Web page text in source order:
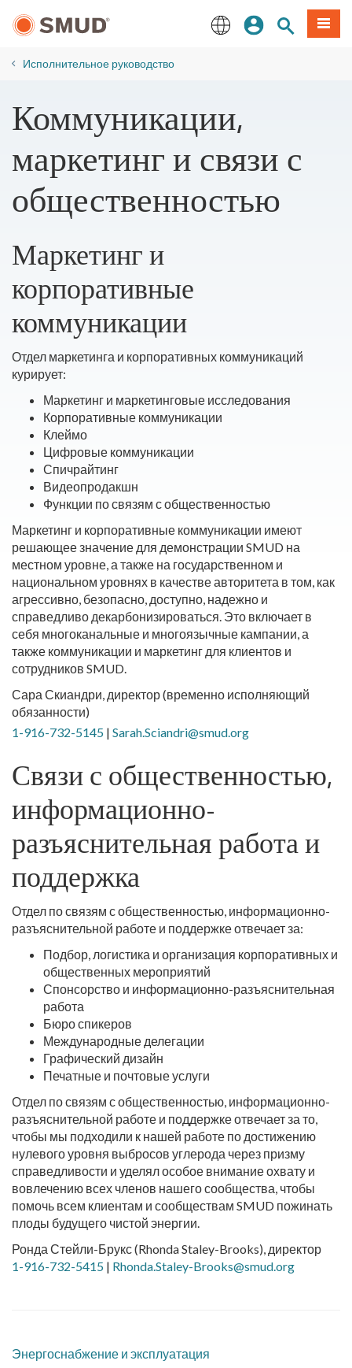
содержанию
входПоиск по
Меню
​Исполнительное руководство
Коммуникации,
маркетинг и связи с
общественностью
Маркетинг и
корпоративные
коммуникации
Отдел маркетинга и корпоративных коммуникаций
курирует:
Маркетинг и маркетинговые исследования
Корпоративные коммуникации
Клеймо
Цифровые коммуникации
Спичрайтинг
Видеопродакшн
Функции по связям с общественностью
Маркетинг и корпоративные коммуникации имеют
решающее значение для демонстрации SMUD на
местном уровне, а также на государственном и
национальном уровнях в качестве авторитета в том, как
агрессивно, безопасно, доступно, надежно и
справедливо декарбонизироваться. Это включает в
себя многоканальные и многоязычные кампании, а
также коммуникации и маркетинг для клиентов и
сотрудников SMUD.
Сара Скиандри, директор (временно исполняющий
обязанности)
1-916-732-5145 | Sarah.Sciandri@smud.org
Связи с общественностью,
информационно-
разъяснительная работа и
поддержка
Отдел по связям с общественностью, информационно-
разъяснительной работе и поддержке отвечает за:
Подбор, логистика и организация корпоративных и
общественных мероприятий
Спонсорство и информационно-разъяснительная
работа
Бюро спикеров
Международные делегации
Графический дизайн
Печатные и почтовые услуги
Отдел по связям с общественностью, информационно-
разъяснительной работе и поддержке отвечает за то,
чтобы мы подходили к нашей работе по достижению
нулевого уровня выбросов углерода через призму
справедливости и уделял особое внимание охвату и
вовлечению всех членов нашего сообщества, чтобы
помочь всем клиентам и сообществам SMUD пожинать
плоды будущего чистой энергии.
Ронда Стейли-Брукс (Rhonda Staley-Brooks), директор
1-916-732-5415 | Rhonda.Staley-Brooks@smud.org
Энергоснабжение и эксплуатация